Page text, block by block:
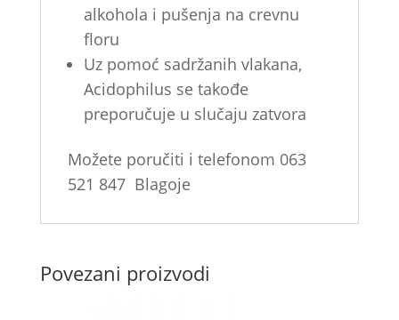
alkohola i pušenja na crevnu
floru
Uz pomoć sadržanih vlakana,
Acidophilus se takođe
preporučuje u slučaju zatvora
Možete poručiti i telefonom 063
521 847 Blagoje
Povezani proizvodi